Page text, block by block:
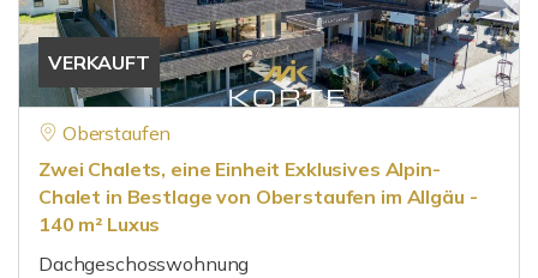
VERKAUFT
Oberstaufen
Zwei Chalets, eine Einheit Exklusives Alpin-
Chalet in Bestlage von Oberstaufen im Allgäu -
140 m² Luxus
Dachgeschosswohnung